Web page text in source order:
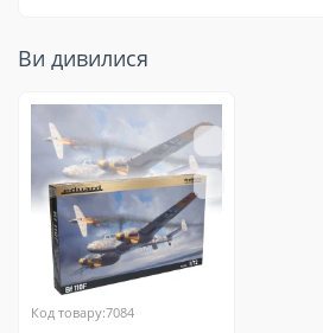
Ви дивилися
Код товару:7084